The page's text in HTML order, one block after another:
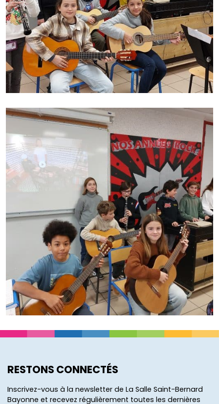
RESTONS CONNECTÉS
Inscrivez-vous à la newsletter de La Salle Saint-Bernard
Bayonne et recevez régulièrement toutes les dernières